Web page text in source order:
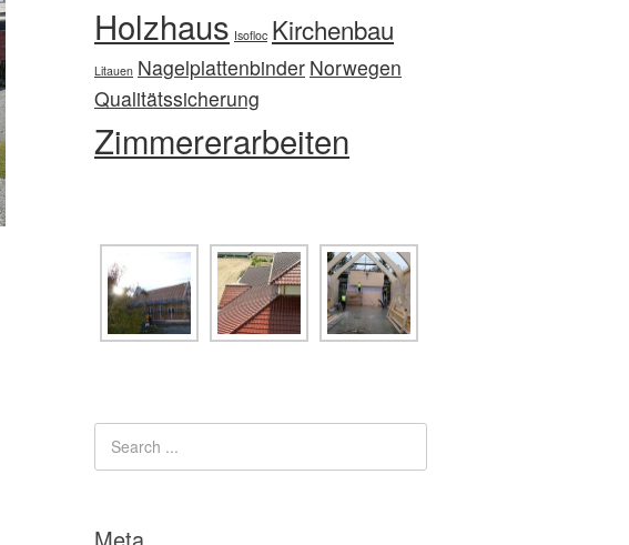
Holzhaus Isofloc Kirchenbau
Litauen Nagelplattenbinder Norwegen
Qualitätssicherung
Zimmererarbeiten